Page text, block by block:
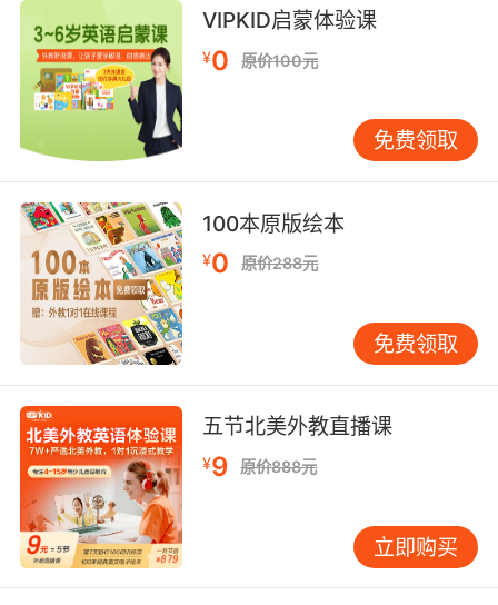
设置过于强调成果，或者教学方法不当，可能会
让孩子对英语产生抵触情绪。幼儿阶段的学习，
兴趣保护比知识积累更重要。 如何做出选择 在考
虑是否给孩子报英语班时，家长可以从几个角度
思考。首先是孩子的性格特点。有些孩子喜欢集
体活动，在群体中学习效果更好；有些孩子则更
适应一对一的互动。 其次是家庭的实际条件。包
括经济预算、时间安排，以及家长能否在课后提
供适当的支持。如果报了班，家长需要了解课程
内容，在日常生活中创造机会让孩子使用学到的
语言。 第三是英语班的质量。不是所有的英语班
都适合幼儿。家长在选择时，应该重点关注课程
是否以游戏和互动为主，老师是否有幼儿教育经
验，课堂氛围是否轻松愉快，而不是过早地强调
记忆或规则。 一个平衡的观点 在我看来，幼儿英
语班的价值在于它提供了一个结构化的学习环境
和专业的指导。但它不应该成为孩子英语学习的
全部。家庭环境才是语言学习的土壤。 如果选择
报班，家长要把它看作是一个起点。课后与孩子
一起唱课堂上学的英文歌，读相关的绘本，玩学
过的游戏，这些延伸活动才能真正巩固学习效
VIPKID启蒙体验课
¥0 原价100元
免费领取
100本原版绘本
¥0 原价288元
免费领取
五节北美外教直播课
¥9 原价888元
立即购买